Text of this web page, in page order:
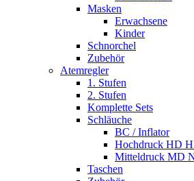
Masken
Erwachsene
Kinder
Schnorchel
Zubehör
Atemregler
1. Stufen
2. Stufen
Komplette Sets
Schläuche
BC / Inflator
Hochdruck HD
Mitteldruck MD
Taschen